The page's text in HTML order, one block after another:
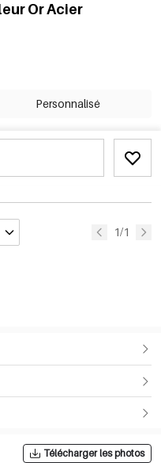
Or Acier
Personnalisé
1/1
Télécharger les photos